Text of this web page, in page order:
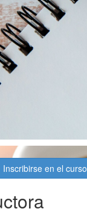
en el curso